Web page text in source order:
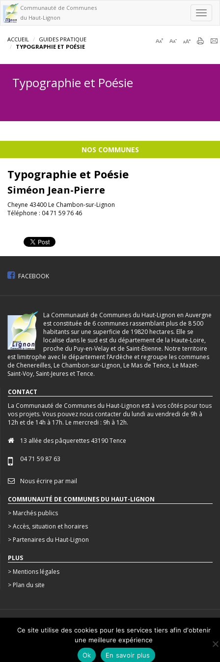
Communauté de Communes
du Haut-Lignon
ACCUEIL
GUIDES PRATIQUE
TYPOGRAPHIE ET POÉSIE
Typographie et Poésie
NOS COMMUNES
Typographie et Poésie
Siméon Jean-Pierre
Cheyne 43400 Le Chambon-sur-Lignon
Téléphone : 04 71 59 76 46
FACEBOOK
La Communauté de Communes du Haut-Lignon en Auvergne
est constituée de 6 communes rassemblant plus de 8 500
habitants sur une superficie de 19820 hectares. Elle se
localise dans le sud est du département de la Haute-Loire,
proche du Puy-en-Velay et de Saint-Étienne. Notre territoire
est limitrophe avec le département l’Ardèche et regroupe les communes
de Chenereilles, Le Chambon-sur-Lignon, Le Mas de Tence, Le Mazet-
Saint-Voy, Saint-Jeures et Tence.
CONTACT
La Communauté de Communes du Haut-Lignon est à vos côtés pour tous
vos projets. Vous pouvez nous contacter du lundi au vendredi de 9h à
12h et de 14h à 17h. Le mercredi : 9h à 12h.
13 allée des pâquerettes 43190 Tence
04 71 59 87 63
Nous écrire par mail
COMMUNAUTÉ DE COMMUNES DU HAUT-LIGNON
> Marchés publics
> Accès, situation et horaires
> Partenaires du Haut-Lignon
PLUS
> Mentions légales
> Plan du site
CRÉATION : AGENCE STUDIO N°3
Ce site utilise des cookies pour les services tiers afin d'obtenir
une meilleure expérience
Ok
En savoir plus